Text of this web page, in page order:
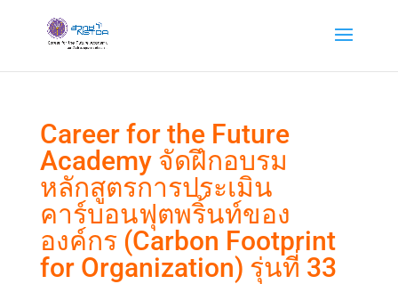
Career for the Future
Academy จัดฝึกอบรม
หลักสูตรการประเมิน
คาร์บอนฟุตพริ้นท์ของ
องค์กร (Carbon Footprint
for Organization) รุ่นที่ 33